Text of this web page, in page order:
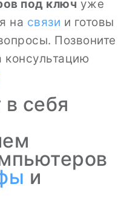
под ключ уже
на связи и готовы
Позвоните
консультацию
себя
и